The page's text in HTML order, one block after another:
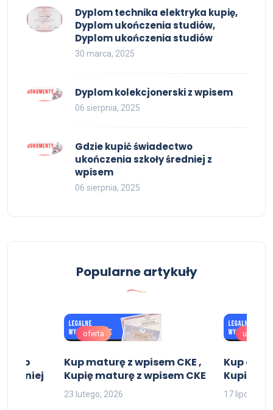
Dyplom technika elektryka kupię,
Dyplom ukończenia studiów,
Dyplom ukończenia studiów
30 marca, 2025
Dyplom kolekcjonerski z wpisem
06 sierpnia, 2025
Gdzie kupić świadectwo
ukończenia szkoły średniej z
wpisem
06 sierpnia, 2025
Popularne artykuły
średniej
oferta
Kup maturę z wpisem CKE ,
Kupię maturę z wpisem CKE
23 lutego, 2026
uslugi
Kup
Kupie
17 lipca,